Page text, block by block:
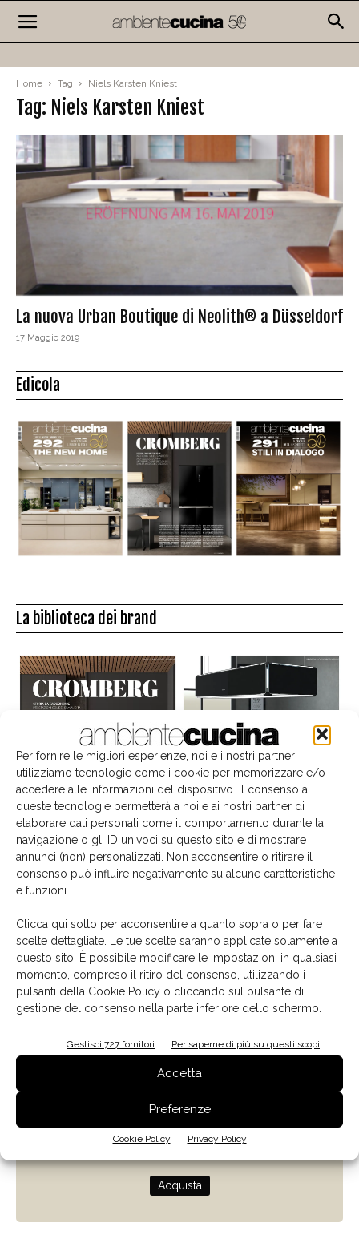
Per fornire le migliori esperienze, noi e i nostri partner
utilizziamo tecnologie come i cookie per memorizzare e/o
accedere alle informazioni del dispositivo. Il consenso a
queste tecnologie permetterà a noi e ai nostri partner di
elaborare dati personali come il comportamento durante la
navigazione o gli ID univoci su questo sito e di mostrare
annunci (non) personalizzati. Non acconsentire o ritirare il
consenso può influire negativamente su alcune caratteristiche
e funzioni.
Clicca qui sotto per acconsentire a quanto sopra o per fare
scelte dettagliate. Le tue scelte saranno applicate solamente a
questo sito. È possibile modificare le impostazioni in qualsiasi
momento, compreso il ritiro del consenso, utilizzando i
pulsanti della Cookie Policy o cliccando sul pulsante di
gestione del consenso nella parte inferiore dello schermo.
Gestisci 727 fornitori Per saperne di più su questi scopi
Accetta
Preferenze
Cookie Policy Privacy Policy
Home Tag Niels Karsten Kniest
Tag: Niels Karsten Kniest
La nuova Urban Boutique di Neolith® a Düsseldorf
17 Maggio 2019
Edicola
La biblioteca dei brand
Progettare con la luce naturale
di Giulio Camiz
Acquista